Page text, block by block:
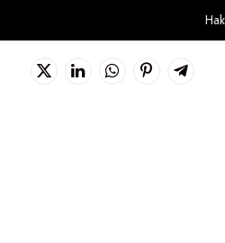
X
LinkedInWhatsAppPinterest'in
Telgraf